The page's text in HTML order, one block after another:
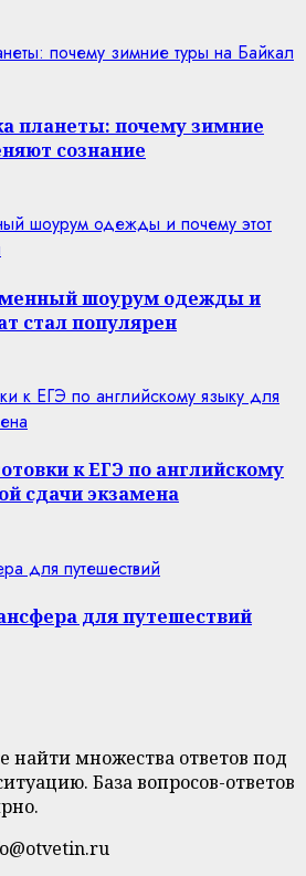
почему зимние туры на Байкал
планеты: почему зимние
сознание
шоурум одежды и почему этот
шоурум одежды и
стал популярен
к ЕГЭ по английскому языку для
к ЕГЭ по английскому
сдачи экзамена
для путешествий
для путешествий
найти множества ответов под
База вопросов-ответов